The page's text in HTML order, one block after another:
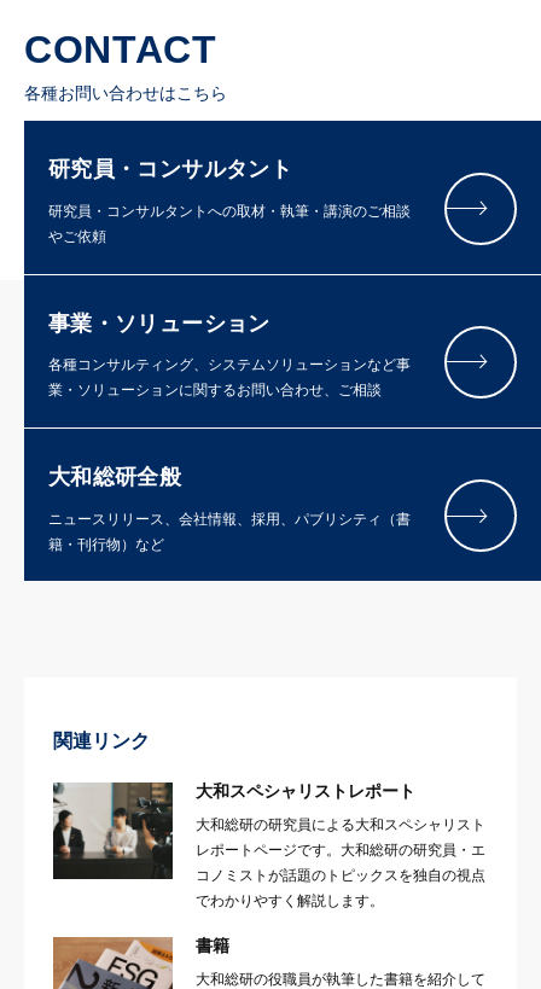
CONTACT
各種お問い合わせはこちら
研究員・コンサルタント
研究員・コンサルタントへの取材・執筆・講演のご相談
やご依頼
事業・ソリューション
各種コンサルティング、システムソリューションなど事
業・ソリューションに関するお問い合わせ、ご相談
大和総研全般
ニュースリリース、会社情報、採用、パブリシティ（書
籍・刊行物）など
関連リンク
大和スペシャリストレポート
大和総研の研究員による大和スペシャリスト
レポートページです。大和総研の研究員・エ
コノミストが話題のトピックスを独自の視点
でわかりやすく解説します。
書籍
大和総研の役職員が執筆した書籍を紹介して